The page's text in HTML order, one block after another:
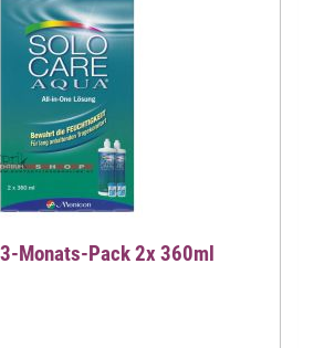
Monats-Pack 2x 360ml